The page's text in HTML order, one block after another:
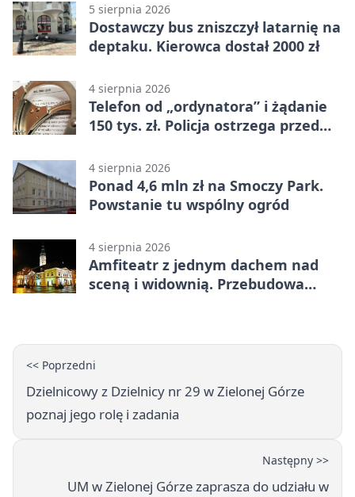
5 sierpnia 2026
Dostawczy bus zniszczył latarnię na
deptaku. Kierowca dostał 2000 zł
4 sierpnia 2026
Telefon od „ordynatora” i żądanie
150 tys. zł. Policja ostrzega przed
4 sierpnia 2026
Ponad 4,6 mln zł na Smoczy Park.
Powstanie tu wspólny ogród
4 sierpnia 2026
Amfiteatr z jednym dachem nad
sceną i widownią. Przebudowa
<< Poprzedni
Dzielnicowy z Dzielnicy nr 29 w Zielonej Górze
poznaj jego rolę i zadania
Następny >>
UM w Zielonej Górze zaprasza do udziału w